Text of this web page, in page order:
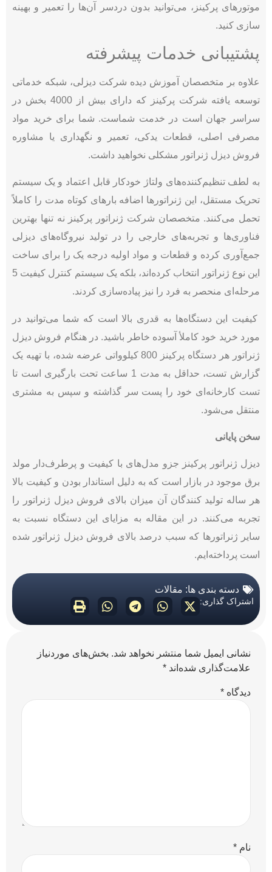
موتورهای پرکینز، می‌توانید بدون دردسر آن‌ها را تعمیر و بهینه
سازی کنید.
پشتیبانی خدمات پیشرفته
علاوه بر متخصصان آموزش دیده شرکت دیزلی، شبکه خدماتی
توسعه یافته شرکت پرکینز که دارای بیش از 4000 بخش در
سراسر جهان است در خدمت شماست. شما برای خرید مواد
مصرفی اصلی، قطعات یدکی، تعمیر و نگهداری یا مشاوره
فروش دیزل ژنراتور مشکلی نخواهید داشت.
به لطف تنظیم‌کننده‌های ولتاژ خودکار قابل اعتماد و یک سیستم
تحریک مستقل، این ژنراتورها اضافه بارهای کوتاه مدت را کاملاً
تحمل می‌کنند. متخصصان شرکت ژنراتور پرکینز نه تنها بهترین
فناوری‌ها و تجربه‌های خارجی را در تولید نیروگاه‌های دیزلی
جمع‌آوری کرده و قطعات و مواد اولیه درجه یک را برای ساخت
این نوع ژنراتور انتخاب کرده‌اند، بلکه یک سیستم کنترل کیفیت 5
مرحله‌ای منحصر به فرد را نیز پیاده‌سازی کردند.
کیفیت این دستگاه‌ها به قدری بالا است که شما می‌توانید در
مورد خرید خود کاملأ آسوده خاطر باشید. در هنگام فروش دیزل
ژنراتور هر دستگاه پرکینز 800 کیلوواتی عرضه شده، با تهیه یک
گزارش تست، حداقل به مدت 1 ساعت تحت بارگیری است تا
تست کارخانه‌ای خود را پست سر گذاشته و سپس به مشتری
منتقل می‌شود.
سخن پایانی
دیزل ژنراتور پرکینز جزو مدل‌های با کیفیت و پرطرف‌دار مولد
برق موجود در بازار است که به دلیل استاندار بودن و کیفیت بالا
هر ساله تولید کنندگان آن میزان بالای فروش دیزل ژنراتور را
تجربه می‌کنند. در این مقاله به مزایای این دستگاه نسبت به
سایر ژنراتورها که سبب درصد بالای فروش دیزل ژنراتور شده
است پرداخته‌ایم.
دسته بندی ها: مقالات
اشتراک گذاری:
نشانی ایمیل شما منتشر نخواهد شد. بخش‌های موردنیاز
علامت‌گذاری شده‌اند *
دیدگاه *
نام *